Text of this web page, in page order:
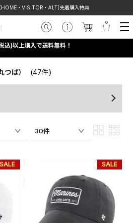
・VISITOR・ALT)先着購入特典
込)以上購入で送料無料！
ば） (47件)
30件
SALE SALE